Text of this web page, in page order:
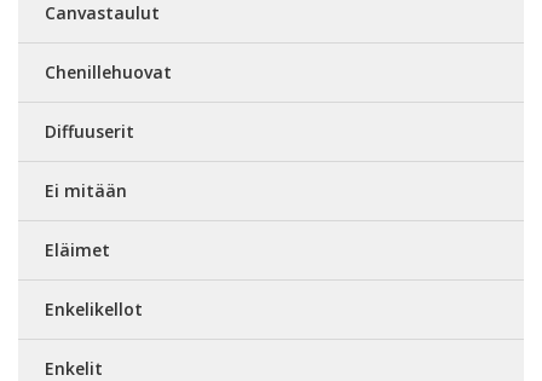
Canvastaulut
Chenillehuovat
Diffuuserit
Ei mitään
Eläimet
Enkelikellot
Enkelit